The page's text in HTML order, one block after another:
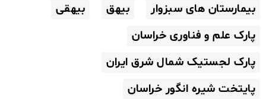
بیمارستان های سبزوار
بیهق
بیهقی
پارک علم و فناوری خراسان
پارک لجستیک شمال شرق ایران
پایتخت شیره انگور خراسان